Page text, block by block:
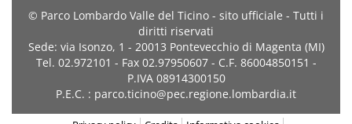
© Parco Lombardo Valle del Ticino - sito ufficiale - Tutti i
diritti riservati
Sede: via Isonzo, 1 - 20013 Pontevecchio di Magenta (MI)
Tel. 02.972101 - Fax 02.97950607 - C.F. 86004850151 -
P.IVA 08914300150
P.E.C. : parco.ticino@pec.regione.lombardia.it